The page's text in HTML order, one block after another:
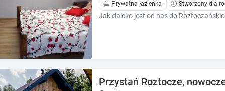
e
e
a
d
a
t
e
l
Prywatna łazienka Stworzony dla
Przystań Roztocze,